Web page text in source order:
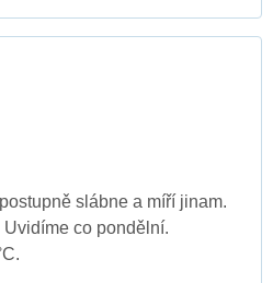
slábne a míří jinam.
Uvidíme co pondělní.